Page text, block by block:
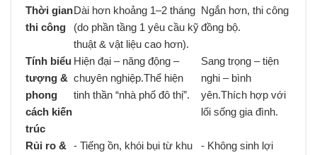
Thời gian
thi công
Dài hơn khoảng 1–2 tháng
(do phần tầng 1 yêu cầu kỹ
thuật & vật liệu cao hơn).
Ngắn hơn, thi công
đồng bộ.
Tính biểu
tượng &
phong
cách kiến
trúc
Hiện đại – năng động –
chuyên nghiệp.Thể hiện
tinh thần “nhà phố đô thị”.
Sang trọng – tiện
nghi – bình
yên.Thích hợp với
lối sống gia đình.
Rủi ro & - Tiếng ồn, khói bụi từ khu
- Không sinh lợi